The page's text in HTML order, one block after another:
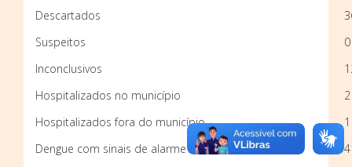
Descartados
Suspeitos
0
Inconclusivos
Hospitalizados no município
2
Hospitalizados fora do município
1
Dengue com sinais de alarme